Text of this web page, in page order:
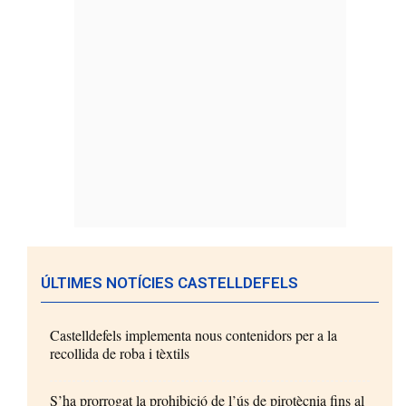
ÚLTIMES NOTÍCIES CASTELLDEFELS
Castelldefels implementa nous contenidors per a la
recollida de roba i tèxtils
S’ha prorrogat la prohibició de l’ús de pirotècnia fins al